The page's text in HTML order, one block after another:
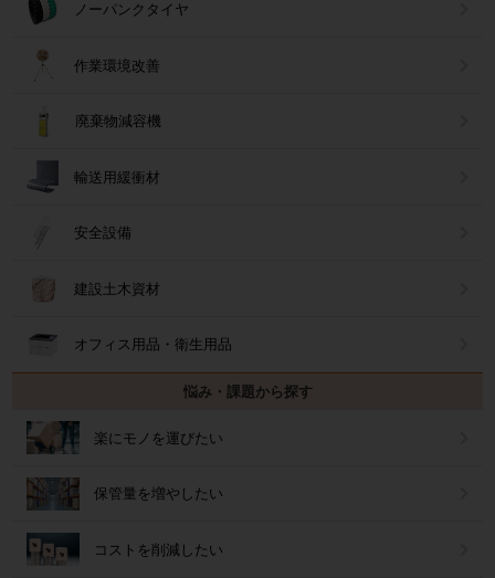
ノーパンクタイヤ
作業環境改善
廃棄物減容機
輸送用緩衝材
安全設備
建設土木資材
オフィス用品・衛生用品
悩み・課題から探す
楽にモノを運びたい
保管量を増やしたい
コストを削減したい